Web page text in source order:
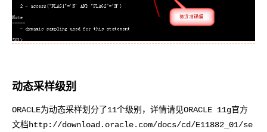
动态采样级别
ORACLE为动态采样划分了11个级别，详情请见ORACLE 11g官方
文档http://download.oracle.com/docs/cd/E11882_01/se